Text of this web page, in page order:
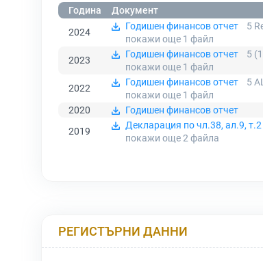
Година
Документ
2024
Годишен финансов отчет
5
покажи още 1 файл
2023
Годишен финансов отчет
5
покажи още 1 файл
2022
Годишен финансов отчет
5
покажи още 1 файл
2020
Годишен финансов отчет
2019
Декларация по чл.38, ал.9,
покажи още 2 файла
РЕГИСТЪРНИ ДАННИ